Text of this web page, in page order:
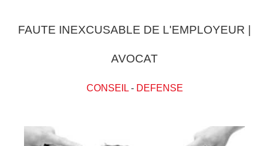
FAUTE INEXCUSABLE DE L'EMPLOYEUR |
AVOCAT
CONSEIL- DEFENSE